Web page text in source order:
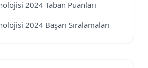
2024 Taban Puanları
2024 Başarı Sıralamaları